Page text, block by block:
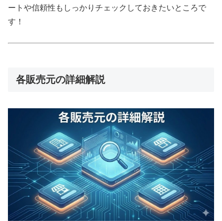
ートや信頼性もしっかりチェックしておきたいところで
す！
各販売元の詳細解説